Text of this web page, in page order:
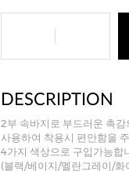
DESCRIPTION
2부 속바지로 부드러운 촉
사용하여 착용시 편안함을
4가지 색상으로 구입가능합
(블랙/베이지/멜란그레이/화